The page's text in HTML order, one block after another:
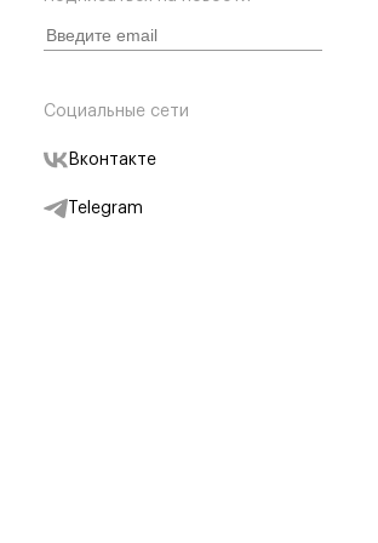
Социальные сети
Вконтакте
Telegram